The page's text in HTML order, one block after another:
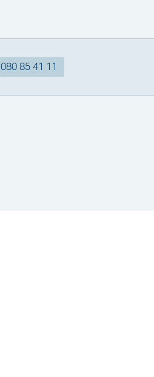
080 85 41 11